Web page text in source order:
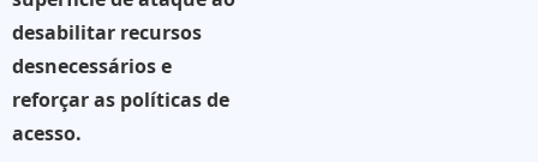
desabilitar recursos
desnecessários e
reforçar as políticas de
acesso.